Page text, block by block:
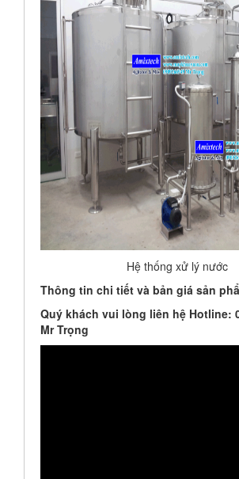
Hệ thống xử lý nước
Thông tin chi tiết và bản giá sản
Quý khách vui lòng liên hệ Hotline:
Mr Trọng